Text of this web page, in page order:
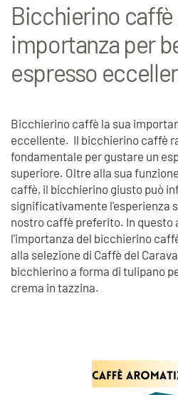
Bicchierino caffè
importanza per
espresso
Bicchierino caffè la sua
eccellente. Il bicchierino caffè
fondamentale per gustare un
superiore. Oltre alla sua
caffè, il bicchierino giusto può
significativamente l'esperienza
nostro caffè preferito. In
l'importanza del bicchierino
alla selezione di Caffè del
bicchierino a forma di tulipano
crema in tazzina.